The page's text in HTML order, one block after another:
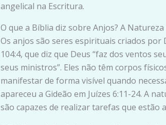
angelical na Escritura.
O que a Bíblia diz sobre Anjos? A
Os anjos são seres espirituais criados por
104:4, que diz que Deus “faz dos ventos
seus ministros”. Eles não têm corpos
manifestar de forma visível quando
apareceu a Gideão em Juízes 6:11-24. A
são capazes de realizar tarefas que estão